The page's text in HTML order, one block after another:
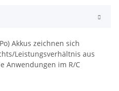
Akkus zeichnen sich
Leistungsverhältnis aus
Anwendungen im R/C